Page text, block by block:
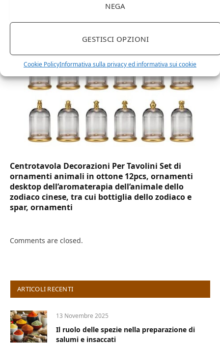
NEGA
GESTISCI OPZIONI
Cookie PolicyInformativa sulla privacy ed informativa sui cookie
trasparenti monouso 350 ML tacca 0,3 alta qualità
birra cocktail drink
Centrotavola Decorazioni Per Tavolini Set di
ornamenti animali in ottone 12pcs, ornamenti
desktop dell’aromaterapia dell’animale dello
zodiaco cinese, tra cui bottiglia dello zodiaco e
spar, ornamenti
Comments are closed.
ARTICOLI RECENTI
13 Novembre 2025
Il ruolo delle spezie nella preparazione di
salumi e insaccati